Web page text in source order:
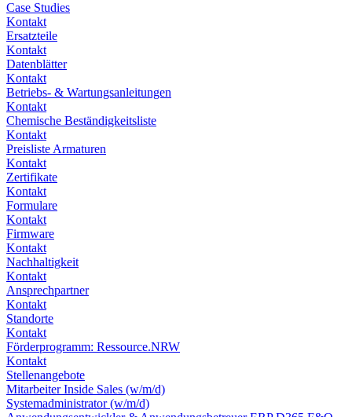
Case Studies
Kontakt
Ersatzteile
Kontakt
Datenblätter
Kontakt
Betriebs- & Wartungsanleitungen
Kontakt
Chemische Beständigkeitsliste
Kontakt
Preisliste Armaturen
Kontakt
Zertifikate
Kontakt
Formulare
Kontakt
Firmware
Kontakt
Nachhaltigkeit
Kontakt
Ansprechpartner
Kontakt
Standorte
Kontakt
Förderprogramm: Ressource.NRW
Kontakt
Stellenangebote
Mitarbeiter Inside Sales (w/m/d)
Systemadministrator (w/m/d)